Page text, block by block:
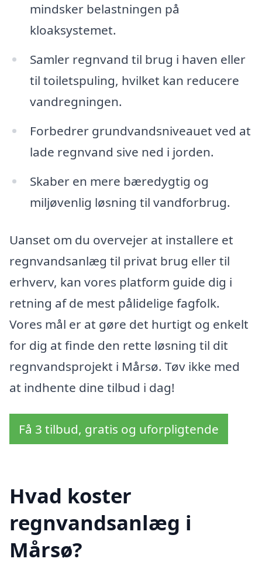
mindsker belastningen på
kloaksystemet.
Samler regnvand til brug i haven eller
til toiletspuling, hvilket kan reducere
vandregningen.
Forbedrer grundvandsniveauet ved at
lade regnvand sive ned i jorden.
Skaber en mere bæredygtig og
miljøvenlig løsning til vandforbrug.
Uanset om du overvejer at installere et
regnvandsanlæg til privat brug eller til
erhverv, kan vores platform guide dig i
retning af de mest pålidelige fagfolk.
Vores mål er at gøre det hurtigt og enkelt
for dig at finde den rette løsning til dit
regnvandsprojekt i Mårsø. Tøv ikke med
at indhente dine tilbud i dag!
Få 3 tilbud, gratis og uforpligtende
Hvad koster
regnvandsanlæg i
Mårsø?